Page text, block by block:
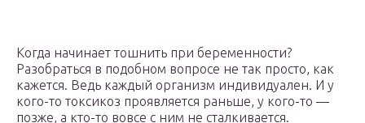
Когда начинает тошнить при беременности?
Разобраться в подобном вопросе не так просто, как
кажется. Ведь каждый организм индивидуален. И у
кого-то токсикоз проявляется раньше, у кого-то —
позже, а кто-то вовсе с ним не сталкивается.